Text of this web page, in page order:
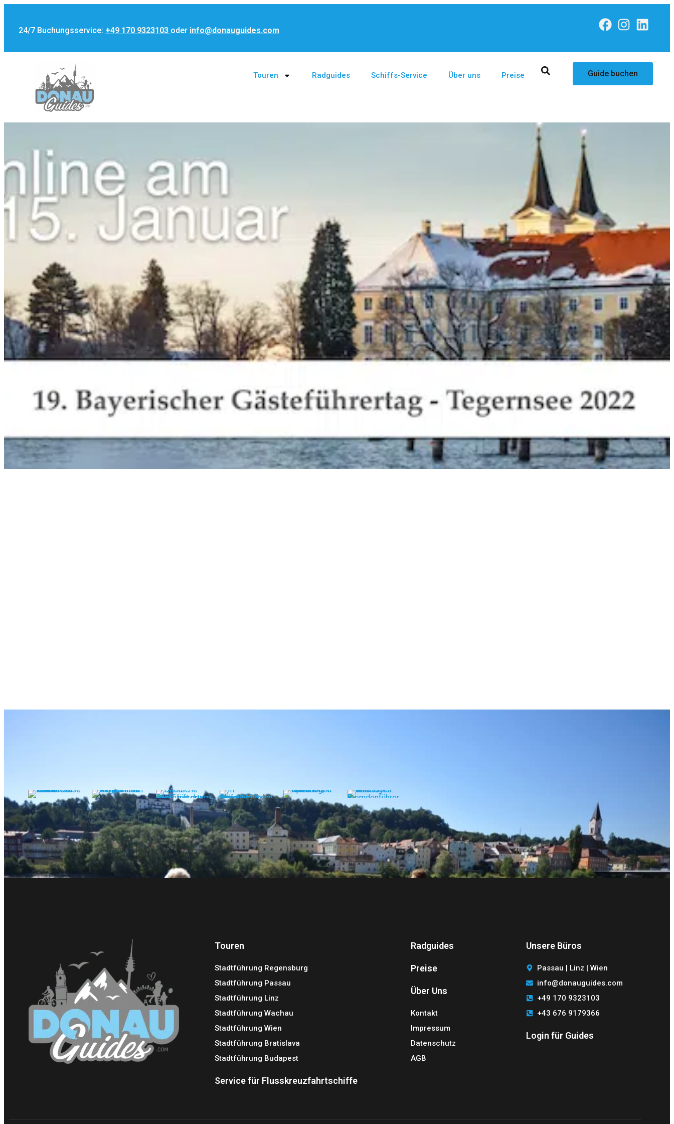
24/7 Buchungsservice: +49 170 9323103 oder info@donauguides.com
Touren Radguides Schiffs-Service Über uns Preise Guide buchen
Touren
Stadtführung Regensburg
Stadtführung Passau
Stadtführung Linz
Stadtführung Wachau
Stadtführung Wien
Stadtführung Bratislava
Stadtführung Budapest
Service für Flusskreuzfahrtschiffe
Radguides
Preise
Über Uns
Kontakt
Impressum
Datenschutz
AGB
Unsere Büros
Passau | Linz | Wien
info@donauguides.com
+49 170 9323103
+43 676 9179366
Login für Guides